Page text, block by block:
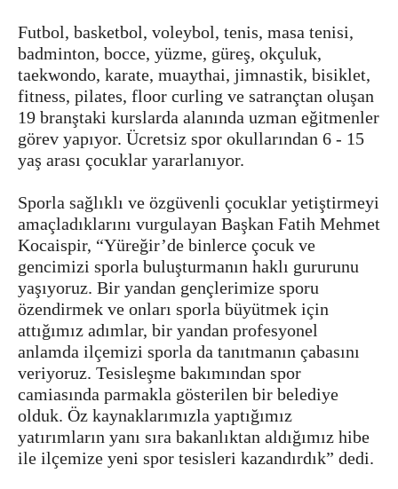
Futbol, basketbol, voleybol, tenis, masa tenisi,
badminton, bocce, yüzme, güreş, okçuluk,
taekwondo, karate, muaythai, jimnastik, bisiklet,
fitness, pilates, floor curling ve satrançtan oluşan
19 branştaki kurslarda alanında uzman eğitmenler
görev yapıyor. Ücretsiz spor okullarından 6 - 15
yaş arası çocuklar yararlanıyor.
Sporla sağlıklı ve özgüvenli çocuklar yetiştirmeyi
amaçladıklarını vurgulayan Başkan Fatih Mehmet
Kocaispir, “Yüreğir’de binlerce çocuk ve
gencimizi sporla buluşturmanın haklı gururunu
yaşıyoruz. Bir yandan gençlerimize sporu
özendirmek ve onları sporla büyütmek için
attığımız adımlar, bir yandan profesyonel
anlamda ilçemizi sporla da tanıtmanın çabasını
veriyoruz. Tesisleşme bakımından spor
camiasında parmakla gösterilen bir belediye
olduk. Öz kaynaklarımızla yaptığımız
yatırımların yanı sıra bakanlıktan aldığımız hibe
ile ilçemize yeni spor tesisleri kazandırdık” dedi.